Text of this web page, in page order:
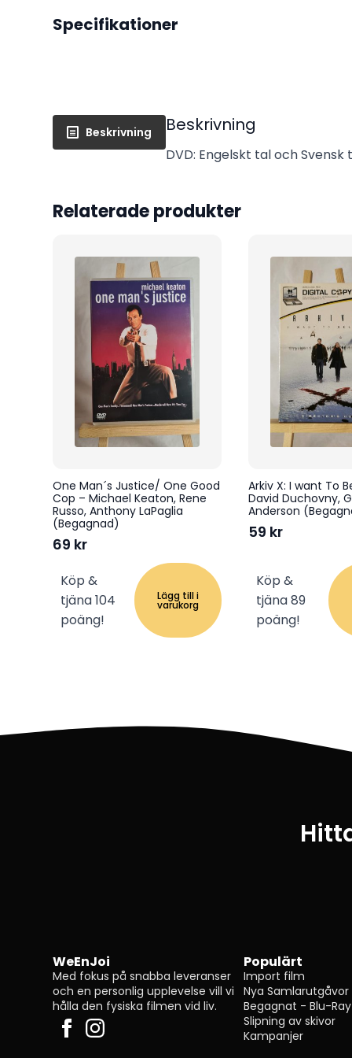
Specifikationer
Beskrivning Beskrivning
DVD: Engelskt tal och
Relaterade produkter
One Man´s Justice/ One Good
Cop – Michael Keaton, Rene
Russo, Anthony LaPaglia
(Begagnad)
69 kr
Köp &
tjäna 104
poäng!
Lägg till i
varukorg
Arkiv X: I want To
David Duchovny,
Anderson
59 kr
Köp &
tjäna 89
poäng!
WeEnJoi
Med fokus på snabba leveranser
och en personlig upplevelse vill vi
hålla den fysiska filmen vid liv.
Populärt
Import film
Nya Samlarutgåvor
Begagnat - Blu-Ray
Slipning av skivor
Kampanjer